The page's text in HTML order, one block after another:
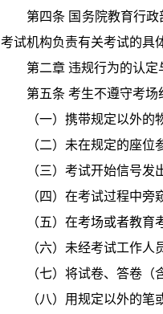
第四条 国务院教育行
考试机构负责有关考试的具
第二章 违规行为的认定
第五条 考生不遵守考
（一）携带规定以外
（二）未在规定的座位
（三）考试开始信号
（四）在考试过程中
（五）在考场或者教
（六）未经考试工作
（七）将试卷、答卷
（八）用规定以外的